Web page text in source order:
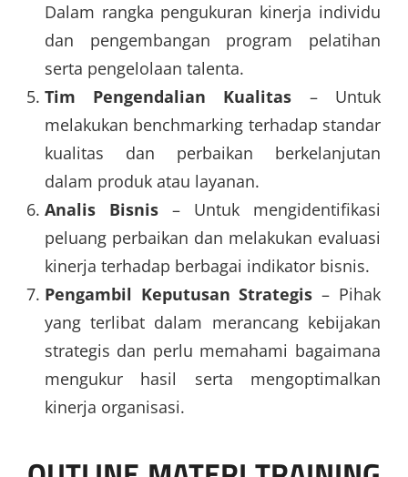
Dalam rangka pengukuran kinerja individu
dan pengembangan program pelatihan
serta pengelolaan talenta.
Tim Pengendalian Kualitas – Untuk
melakukan benchmarking terhadap standar
kualitas dan perbaikan berkelanjutan
dalam produk atau layanan.
Analis Bisnis– Untuk mengidentifikasi
peluang perbaikan dan melakukan evaluasi
kinerja terhadap berbagai indikator bisnis.
Pengambil Keputusan Strategis – Pihak
yang terlibat dalam merancang kebijakan
strategis dan perlu memahami bagaimana
mengukur hasil serta mengoptimalkan
kinerja organisasi.